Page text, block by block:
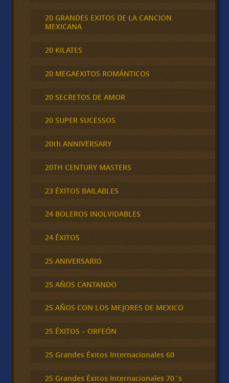
20 GRANDES EXITOS DE LA CANCION
MEXICANA
20 KILATES
20 MEGAEXITOS ROMÁNTICOS
20 SECRETOS DE AMOR
20 SUPER SUCESSOS
20th ANNIVERSARY
20TH CENTURY MASTERS
23 ÉXITOS BAILABLES
24 BOLEROS INOLVIDABLES
24 ÉXITOS
25 ANIVERSARIO
25 AÑOS CANTANDO
25 AÑOS CON LOS MEJORES DE MEXICO
25 ÉXITOS – ORFEÓN
25 Grandes Éxitos Internacionales 60
25 Grandes Éxitos Internacionales 70´s